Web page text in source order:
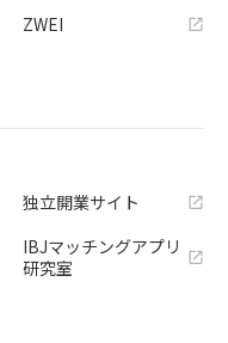
ZWEI
独立開業サイト
IBJマッチングアプリ
研究室